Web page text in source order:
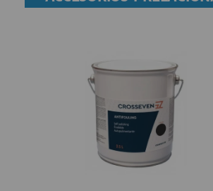
International Painting
Sentinas Danboline 750